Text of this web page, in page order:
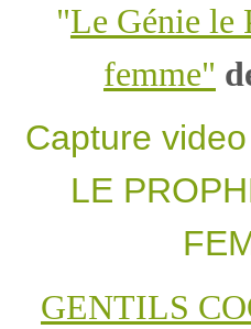
"Le Génie le
femme"
Capture
LE
GENTILS